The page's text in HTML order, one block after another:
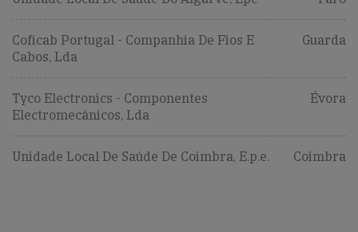
Coficab Portugal - Companhia De Fios E
Cabos, Lda
Guarda
Tyco Electronics - Componentes
Electromecânicos, Lda
Évora
Unidade Local De Saúde De Coimbra, E.p.e. Coimbra